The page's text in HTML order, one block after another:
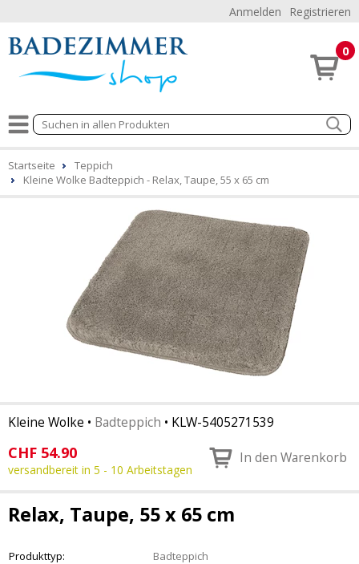
Anmelden Registrieren
0
Startseite
Teppich
Kleine Wolke Badteppich - Relax, Taupe, 55 x 65 cm
Kleine Wolke • Badteppich • KLW-5405271539
CHF 54.90
versandbereit in 5 - 10 Arbeitstagen
In den Warenkorb
Relax, Taupe, 55 x 65 cm
Produkttyp:
Badteppich